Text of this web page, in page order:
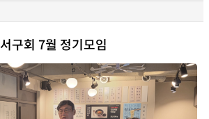
서구회 7월 정기모임